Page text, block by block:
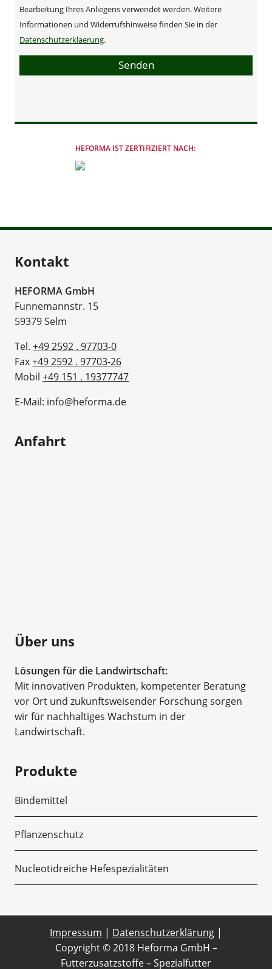
Bearbeitung Ihres Anliegens verwendet werden. Weitere
Informationen und Widerrufshinweise finden Sie in der
Datenschutzerklaerung.
Senden
HEFORMA IST ZERTIFIZIERT NACH:
Kontakt
HEFORMA GmbH
Funnemannstr. 15
59379 Selm
Tel. +49 2592 . 97703-0
Fax+49 2592 . 97703-26
Mobil +49 151 . 19377747
E-Mail: info@heforma.de
Anfahrt
Über uns
Lösungen für die Landwirtschaft:
Mit innovativen Produkten, kompetenter Beratung
vor Ort und zukunftsweisender Forschung sorgen
wir für nachhaltiges Wachstum in der
Landwirtschaft.
Produkte
Bindemittel
Pflanzenschutz
Nucleotidreiche Hefespezialitäten
Impressum | Datenschutzerklärung |
Copyright © 2018 Heforma GmbH –
Futterzusatzstoffe – Spezialfutter